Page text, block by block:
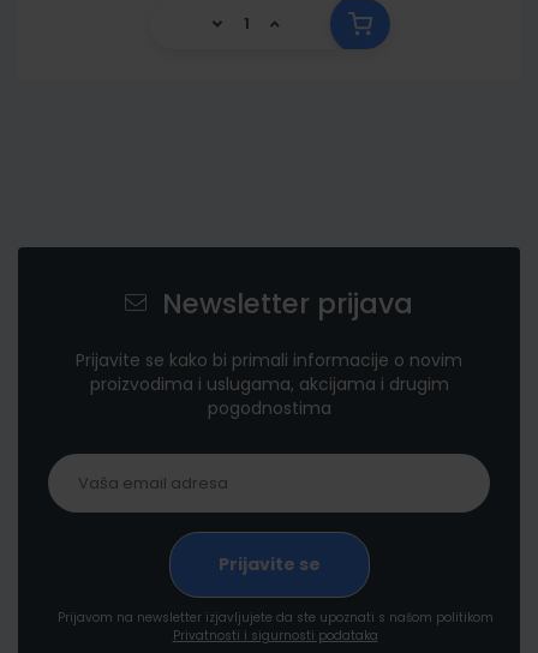
Newsletter prijava
Prijavite se kako bi primali informacije o novim
proizvodima i uslugama, akcijama i drugim
pogodnostima
Prijavom na newsletter izjavljujete da ste upoznati s našom politikom
Privatnosti i sigurnosti podataka